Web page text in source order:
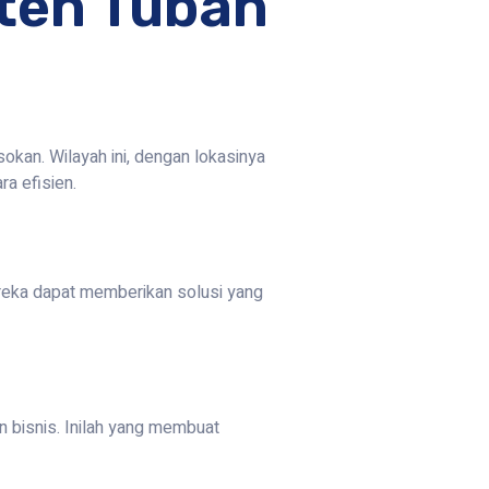
Wilayah ini, dengan lokasinya
efisien.
dapat memberikan solusi yang
bisnis. Inilah yang membuat